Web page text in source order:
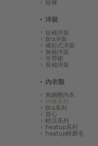
短褲
洋裝
短袖洋裝
Bra洋裝
襯衫式洋裝
無袖洋裝
吊帶裙
長袖洋裝
內衣類
無鋼圈內衣
內褲系列
Bra系列
背心
輕涼系列
heatup系列
heatup輕磨毛